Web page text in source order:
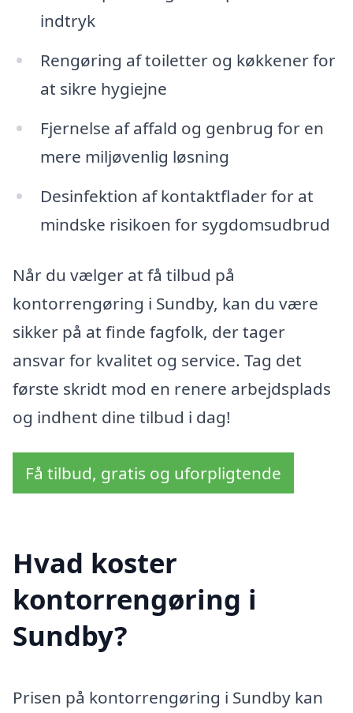
indtryk
Rengøring af toiletter og køkkener for
at sikre hygiejne
Fjernelse af affald og genbrug for en
mere miljøvenlig løsning
Desinfektion af kontaktflader for at
mindske risikoen for sygdomsudbrud
Når du vælger at få tilbud på
kontorrengøring i Sundby, kan du være
sikker på at finde fagfolk, der tager
ansvar for kvalitet og service. Tag det
første skridt mod en renere arbejdsplads
og indhent dine tilbud i dag!
Få tilbud, gratis og uforpligtende
Hvad koster
kontorrengøring i
Sundby?
Prisen på kontorrengøring i Sundby kan